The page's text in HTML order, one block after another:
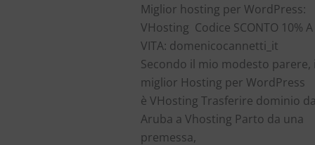
Miglior hosting per WordPress:
VHosting Codice SCONTO 10% A
VITA: domenicocannetti_it
Secondo il mio modesto parere,
miglior Hosting per WordPress
è VHosting Trasferire dominio
Aruba a Vhosting Parto da una
premessa,